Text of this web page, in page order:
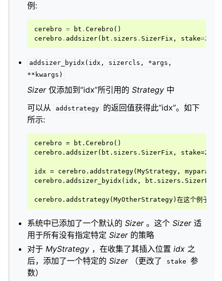
例:
cerebro = bt .Cerebro ()
cerebro . addsizer( bt . sizers . SizerFix , stake=20
addsizer_byidx(idx, sizercls,
*args,
**kwargs)
Sizer仅添加到“idx”所引用的Strategy 中
可以从
addstrategy
的返回值获得此“idx”。如下
所示:
cerebro = bt.Cerebro()
cerebro.addsizer(bt.sizers.SizerFix, stake=20)
idx = cerebro.addstrategy(MyStrategy,
cerebro.addsizer_byidx(idx, bt.sizers.SizerFix,
系统中已添加了一个默认的Sizer。这个Sizer适
用于所有没有指定特定Sizer的策略
对于MyStrategy ，在收集了其插入位置idx 之
后，添加了一个特定的Sizer（更改了 stake 参
数）